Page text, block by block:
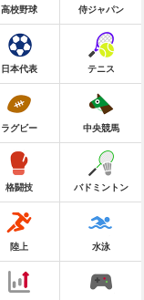
高校野球 侍ジャパン
日本代表 テニス
ラグビー 中央競馬
格闘技 バドミントン
陸上 水泳